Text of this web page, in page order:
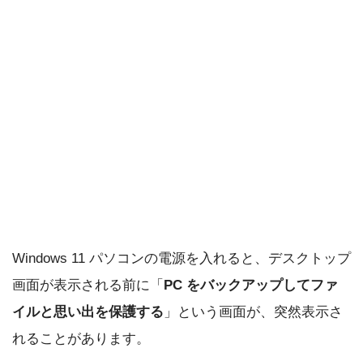
Windows 11 パソコンの電源を入れると、デスクトップ
画面が表示される前に「 PC をバックアップしてファ
イルと思い出を保護する 」という画面が、突然表示さ
れることがあります。